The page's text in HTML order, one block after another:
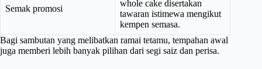
Semak promosi
whole cake disertakan
tawaran istimewa mengikut
kempen semasa.
Bagi sambutan yang melibatkan ramai tetamu, tempahan awal
juga memberi lebih banyak pilihan dari segi saiz dan perisa.